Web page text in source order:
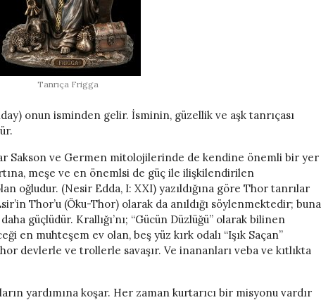
Tanrıça Frigga
onun isminden gelir. İsminin, güzellik ve aşk tanrıçası
Sakson ve Germen mitolojilerinde de kendine önemli bir yer
meşe ve en önemlsi de güç ile ilişkilendirilen
oğludur. (Nesir Edda, I: XXI) yazıldığına göre Thor tanrılar
Thor’u (Öku-Thor) olarak da anıldığı söylenmektedir; buna
güçlüdür. Krallığı’nı; “Gücün Düzlüğü” olarak bilinen
en muhteşem ev olan, beş yüz kırk odalı “Işık Saçan”
devlerle ve trollerle savaşır. Ve inananları veba ve kıtlıkta
yardımına koşar. Her zaman kurtarıcı bir misyonu vardır